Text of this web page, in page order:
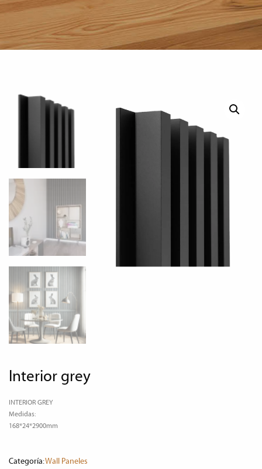
interior grey
INTERIOR GREY
Medidas:
168*24*2900mm
Categoría:Wall Paneles